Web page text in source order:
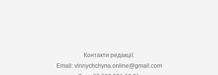
Контакти редакції:
Email: vinnychchyna.online@gmail.com